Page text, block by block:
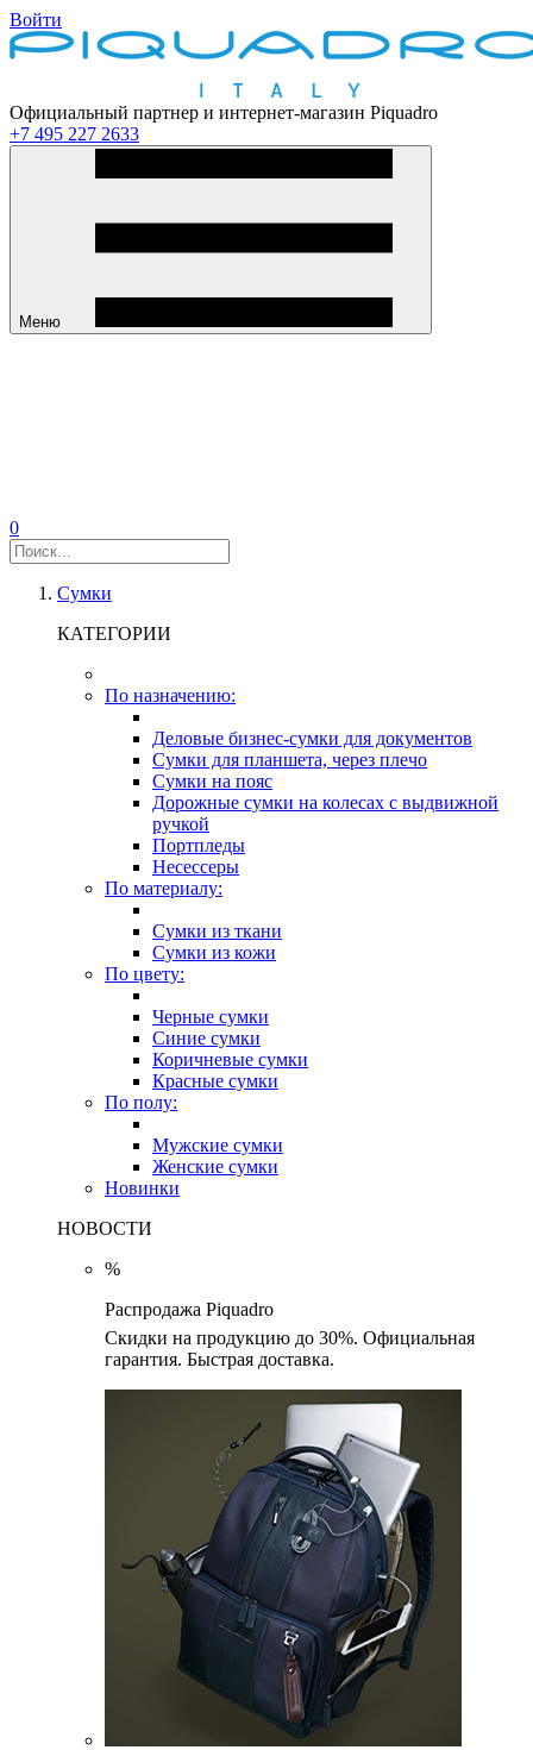
Войти
Официальный партнер и интернет-магазин Piquadro
+7 495 227 2633
Меню
0
Сумки
КАТЕГОРИИ
По назначению:
Деловые бизнес-сумки для документов
Сумки для планшета, через плечо
Сумки на пояс
Дорожные сумки на колесах с выдвижной
ручкой
Портпледы
Несессеры
По материалу:
Сумки из ткани
Сумки из кожи
По цвету:
Черные сумки
Синие сумки
Коричневые сумки
Красные сумки
По полу:
Мужские сумки
Женские сумки
Новинки
НОВОСТИ
%
Распродажа Piquadro
Скидки на продукцию до 30%. Официальная
гарантия. Быстрая доставка.